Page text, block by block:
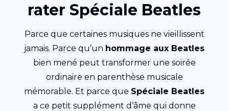
rater Spéciale Beatles
Parce que certaines musiques ne vieillissent
jamais. Parce qu’un hommage aux Beatles
bien mené peut transformer une soirée
ordinaire en parenthèse musicale
mémorable. Et parce que Spéciale Beatles
a ce petit supplément d’âme qui donne